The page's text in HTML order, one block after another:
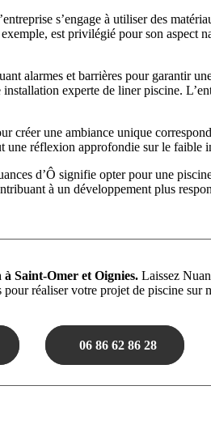
s’engage à utiliser des
est privilégié pour son aspect
alarmes et barrières pour garantir
experte de liner piscine.
une ambiance unique
réflexion approfondie sur le faible
d’Ô signifie opter pour une
à un développement plus
à Saint-Omer et Oignies. Laissez
réaliser votre projet de piscine sur
06 86 62 86 28